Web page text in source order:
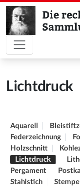
Lichtdruck
Aquarell
Federzeichnung
Holzschnitt
Lichtdruck
Pergament
Stahlstich
Stempel